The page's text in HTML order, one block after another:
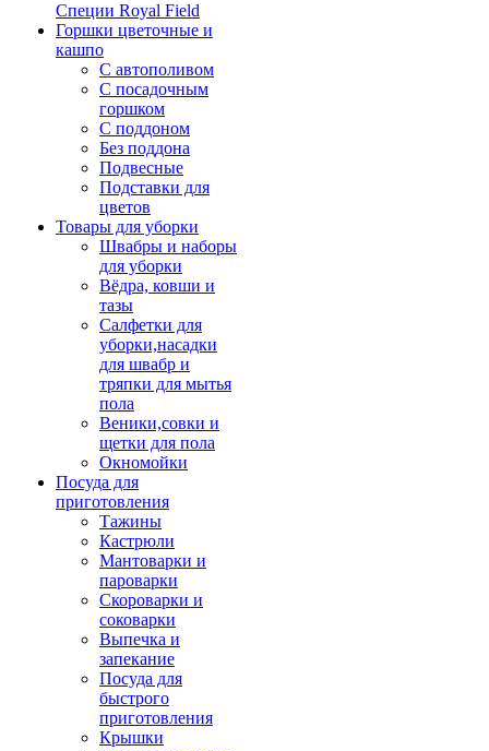
Специи Royal Field
Горшки цветочные и
кашпо
С автополивом
С посадочным
горшком
С поддоном
Без поддона
Подвесные
Подставки для
цветов
Товары для уборки
Швабры и наборы
для уборки
Вёдра, ковши и
тазы
Салфетки для
уборки,насадки
для швабр и
тряпки для мытья
пола
Веники,совки и
щетки для пола
Окномойки
Посуда для
приготовления
Тажины
Кастрюли
Мантоварки и
пароварки
Скороварки и
соковарки
Выпечка и
запекание
Посуда для
быстрого
приготовления
Крышки